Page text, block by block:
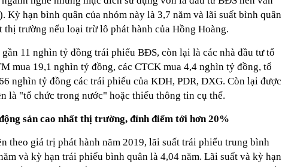
Kỳ hạn bình quân của nhóm này là 3,7 năm và lãi suất bình quân
thị trường nếu loại trừ lô phát hành của Hồng Hoàng.
gần 11 nghìn tỷ đồng trái phiếu BĐS, còn lại là các nhà đầu tư tổ
mua 19,1 nghìn tỷ đồng, các CTCK mua 4,4 nghìn tỷ đồng, tổ
nghìn tỷ đồng các trái phiếu của KDH, PDR, DXG. Còn lại được
là "tổ chức trong nước" hoặc thiếu thông tin cụ thể.
sản cao nhất thị trường, đỉnh điểm tới hơn 20%
theo giá trị phát hành năm 2019, lãi suất trái phiếu trung bình
và kỳ hạn trái phiếu bình quân là 4,04 năm. Lãi suất và kỳ hạn